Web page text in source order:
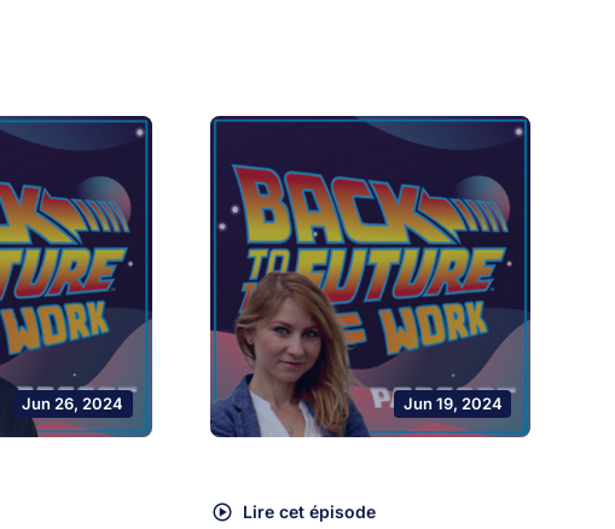
Jun 26, 2024 Jun 19, 2024
Lire cet épisode